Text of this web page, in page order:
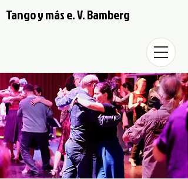
Tango y más e. V. Bamberg